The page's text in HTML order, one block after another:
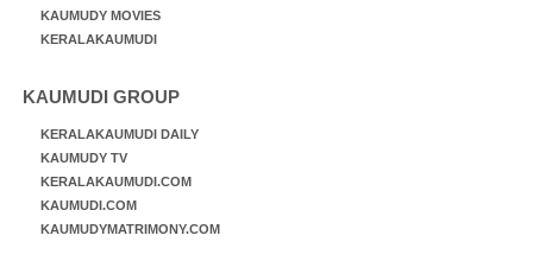
KAUMUDY MOVIES
KERALAKAUMUDI
KAUMUDI GROUP
KERALAKAUMUDI DAILY
KAUMUDY TV
KERALAKAUMUDI.COM
KAUMUDI.COM
KAUMUDYMATRIMONY.COM